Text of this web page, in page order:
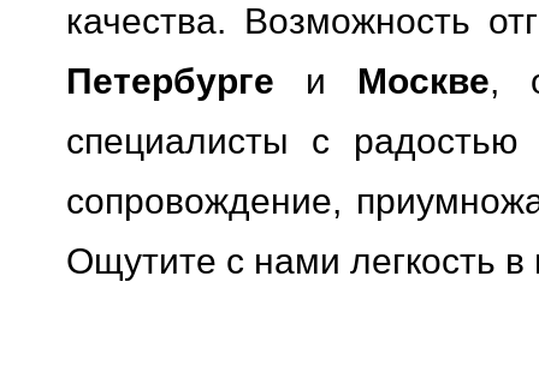
качества. Возможность
Петербурге и Москве,
специалисты с радостью
сопровождение,
Ощутите с нами легкость